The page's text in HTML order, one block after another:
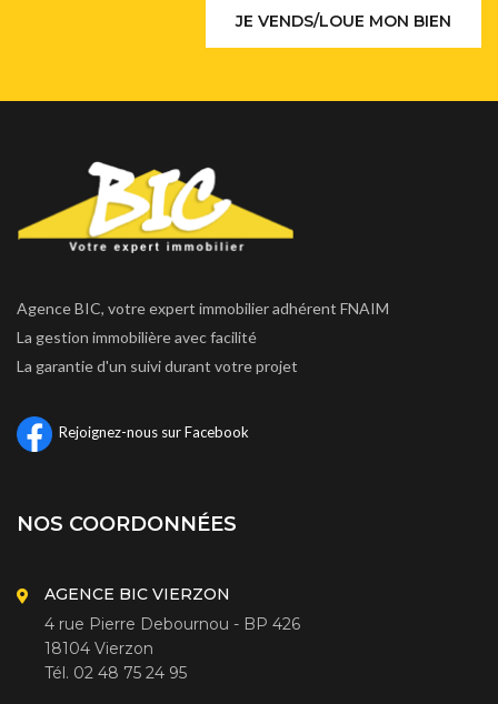
JE VENDS/LOUE MON BIEN
Agence BIC, votre expert immobilier adhérent FNAIM
La gestion immobilière avec facilité
La garantie d'un suivi durant votre projet
Rejoignez-nous sur Facebook
NOS COORDONNÉES
AGENCE BIC VIERZON
4 rue Pierre Debournou - BP 426
18104 Vierzon
Tél. 02 48 75 24 95